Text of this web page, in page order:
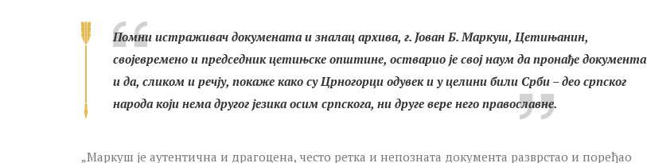
Помни истраживач докумената и зналац архива, г. Јован Б. Маркуш, Цетињанин,
својевремено и председник цетињске општине, остварио је свој наум да пронађе документа
и да, сликом и речју, покаже како су Црногорци одувек и у целини били Срби – део српског
народа који нема другог језика осим српскога, ни друге вере него православне.
„Маркуш је аутентична и драгоцена, често ретка и непозната документа разврстао и поређао